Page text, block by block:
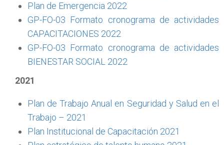
Plan de Emergencia 2022
GP-FO-03 Formato cronograma de actividades
CAPACITACIONES 2022
GP-FO-03 Formato cronograma de actividades
BIENESTAR SOCIAL 2022
2021
Plan de Trabajo Anual en Seguridad y Salud en el
Trabajo – 2021
Plan Institucional de Capacitación 2021